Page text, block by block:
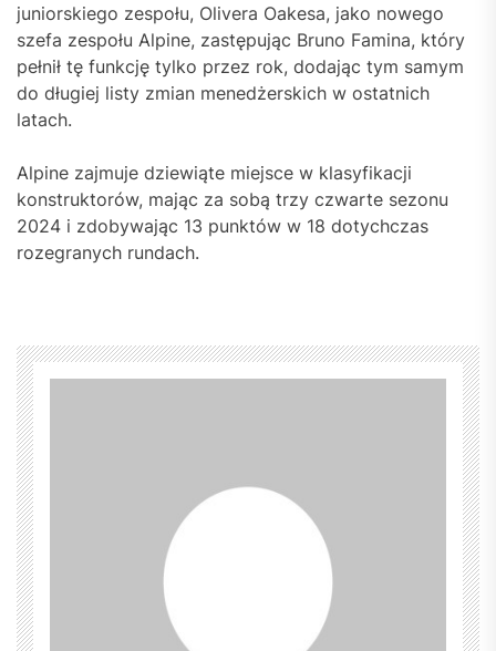
juniorskiego zespołu, Olivera Oakesa, jako nowego
szefa zespołu Alpine, zastępując Bruno Famina, który
pełnił tę funkcję tylko przez rok, dodając tym samym
do długiej listy zmian menedżerskich w ostatnich
latach.
Alpine zajmuje dziewiąte miejsce w klasyfikacji
konstruktorów, mając za sobą trzy czwarte sezonu
2024 i zdobywając 13 punktów w 18 dotychczas
rozegranych rundach.